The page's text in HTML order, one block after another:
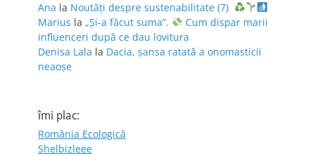
Ana la Noutăți despre sustenabilitate (7)
Marius la „Și-a făcut suma”.
Cum dispar marii
influenceri după ce dau lovitura
Denisa Lala la Dacia, șansa ratată a onomasticii
neaoșe
îmi plac:
România Ecologică
Shelbizleee